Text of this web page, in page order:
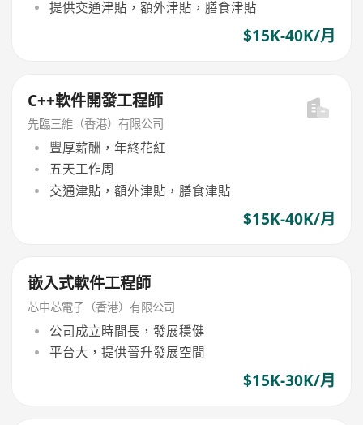
提供交通津貼，額外津貼，膳食津貼
$15K-40K/月
C++軟件開發工程師
先臨三維（香港）有限公司
豐厚薪酬，年終花紅
五天工作周
交通津貼，額外津貼，膳食津貼
$15K-40K/月
嵌入式軟件工程師
芯中芯電子（香港）有限公司
公司成立時間長，發展穩健
平台大，提供晉升發展空間
$15K-30K/月